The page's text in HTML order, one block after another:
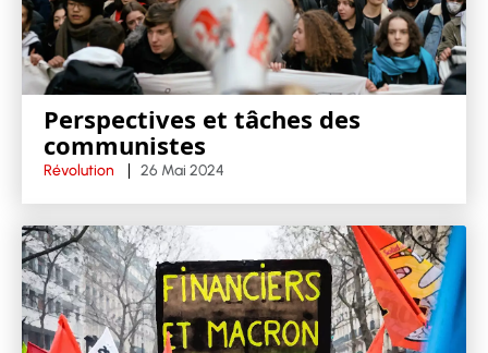
Perspectives et tâches des
communistes
Révolution 26 Mai 2024